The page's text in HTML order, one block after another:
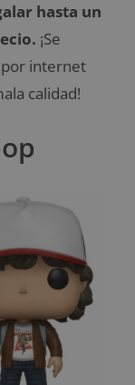
hasta un
¡Se
por internet
calidad!